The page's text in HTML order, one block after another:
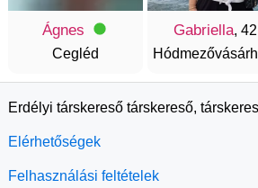
Ágnes
Cegléd
Gabriella, 42
Erdélyi társkereső társkereső,
Elérhetőségek
Felhasználási feltételek